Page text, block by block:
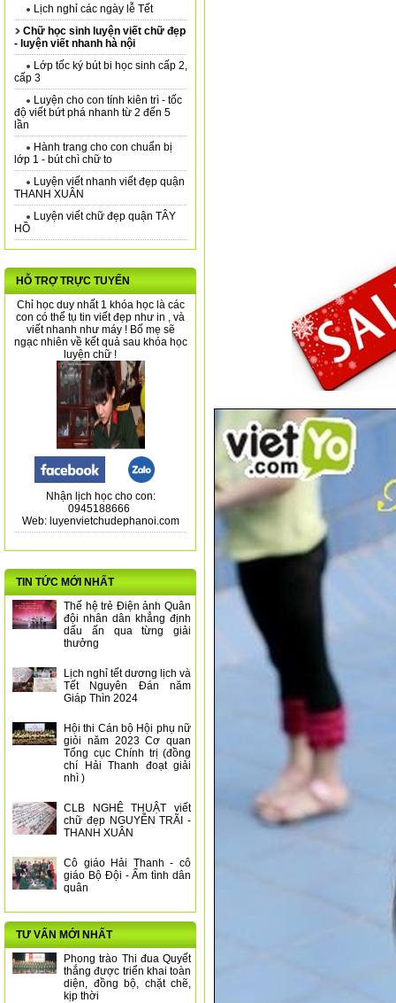
Lịch nghỉ các ngày lễ Tết
Chữ học sinh luyện viết chữ đẹp
- luyện viết nhanh hà nội
Lớp tốc ký bút bi học sinh cấp 2,
cấp 3
Luyện cho con tính kiên trì - tốc
độ viết bứt phá nhanh từ 2 đến 5
lần
Hành trang cho con chuẩn bị
lớp 1 - bút chì chữ to
Luyện viết nhanh viết đẹp quận
THANH XUÂN
Luyện viết chữ đẹp quận TÂY
HỒ
HỖ TRỢ TRỰC TUYẾN
Chỉ học duy nhất 1 khóa học là các
con có thể tụ tin viết đẹp như in , và
viết nhanh như máy ! Bố mẹ sẽ
ngạc nhiên về kết quả sau khóa học
luyện chữ !
Nhận lịch học cho con:
0945188666
Web: luyenvietchudephanoi.com
TIN TỨC MỚI NHẤT
Thế hệ trẻ Điện ảnh Quân
đội nhân dân khẳng định
dấu ấn qua từng giải
thưởng
Lịch nghỉ tết dương lịch và
Tết Nguyên Đán năm
Giáp Thìn 2024
Hội thi Cán bộ Hội phụ nữ
giỏi năm 2023 Cơ quan
Tổng cục Chính trị (đồng
chí Hải Thanh đoạt giải
nhì )
CLB NGHỆ THUẬT viết
chữ đẹp NGUYỄN TRÃI -
THANH XUÂN
Cô giáo Hải Thanh - cô
giáo Bộ Đội - Ấm tình dân
quân
TƯ VẤN MỚI NHẤT
Phong trào Thi đua Quyết
thắng được triển khai toàn
diện, đồng bộ, chặt chẽ,
kịp thời